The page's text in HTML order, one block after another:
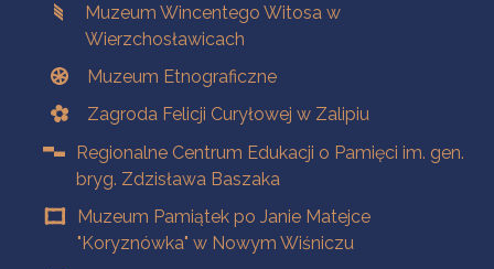
Muzeum Wincentego Witosa w
Wierzchosławicach
Muzeum Etnograficzne
Zagroda Felicji Curyłowej w Zalipiu
Regionalne Centrum Edukacji o Pamięci im. gen.
bryg. Zdzisława Baszaka
Muzeum Pamiątek po Janie Matejce
"Koryznówka" w Nowym Wiśniczu